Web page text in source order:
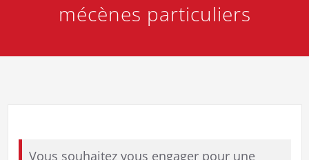
mécènes particuliers
Vous souhaitez vous engager pour une